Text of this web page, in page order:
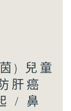
) 兒童
肝癌
/ 鼻